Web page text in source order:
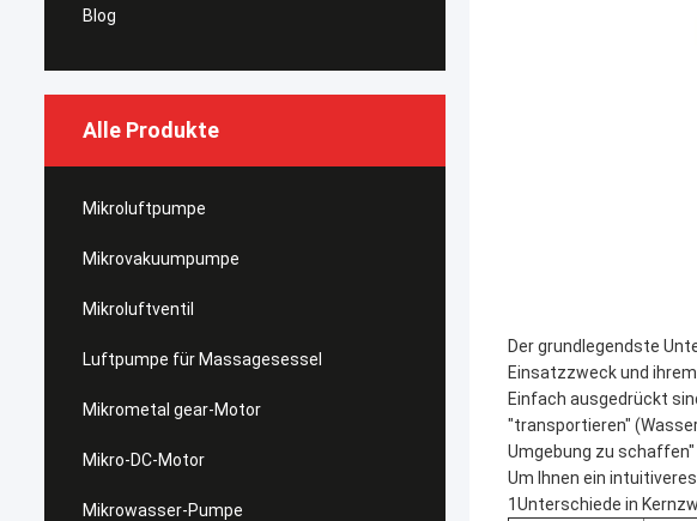
Blog
Alle Produkte
Mikroluftpumpe
Mikrovakuumpumpe
Mikroluftventil
Luftpumpe für Massagesessel
Mikrometal gear-Motor
Mikro-DC-Motor
Mikrowasser-Pumpe
Der grundlegendste
Einsatzzweck und
Einfach ausgedrückt
"transportieren"
Umgebung zu
Um Ihnen ein
1Unterschiede in